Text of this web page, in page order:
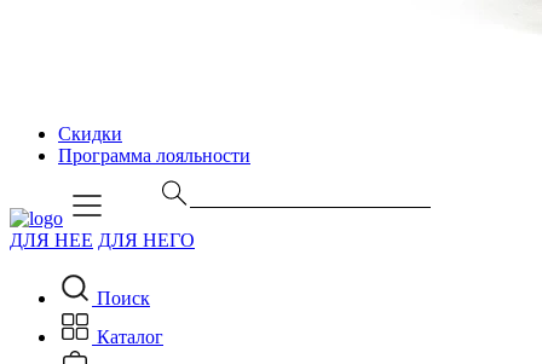
Скидки
Программа лояльности
ДЛЯ НЕЕ ДЛЯ НЕГО
Поиск
Каталог